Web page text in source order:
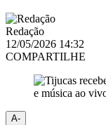
Redação
12/05/2026 14:32
COMPARTILHE
A-